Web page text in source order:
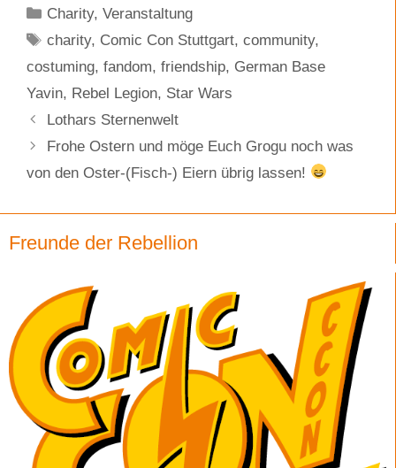
Kategorien
Charity,Veranstaltung
Schlagwörter
charity, Comic Con Stuttgart,community,
costuming, fandom, friendship, German Base
Yavin, Rebel Legion, Star Wars
Lothars Sternenwelt
Frohe Ostern und möge Euch Grogu noch was
von den Oster-(Fisch-) Eiern übrig lassen!
Freunde der Rebellion